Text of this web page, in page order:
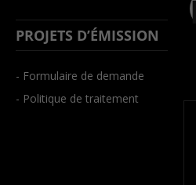
PROJETS D’ÉMISSION
- Formulaire de demande
- Politique de traitement